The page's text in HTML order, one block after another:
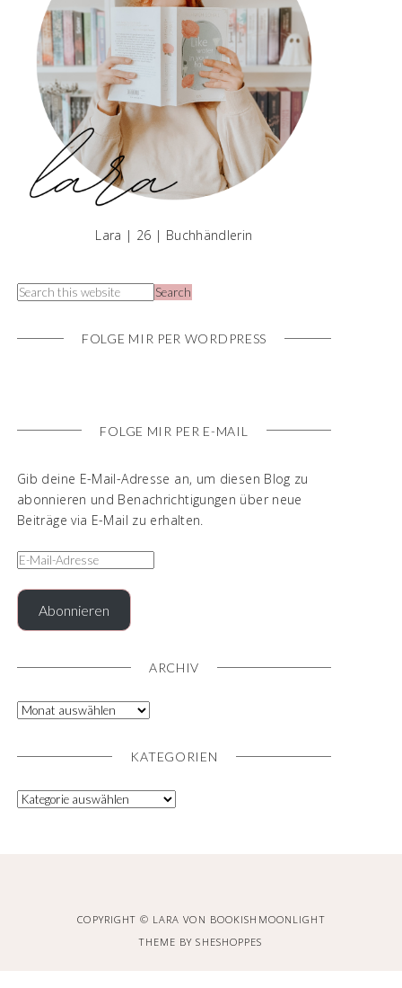
Lara | 26 | Buchhändlerin
FOLGE MIR PER WORDPRESS
FOLGE MIR PER E-MAIL
Gib deine E-Mail-Adresse an, um diesen Blog zu
abonnieren und Benachrichtigungen über neue
Beiträge via E-Mail zu erhalten.
Abonnieren
ARCHIV
KATEGORIEN
COPYRIGHT © LARA VON BOOKISHMOONLIGHT
THEME BYSHESHOPPES